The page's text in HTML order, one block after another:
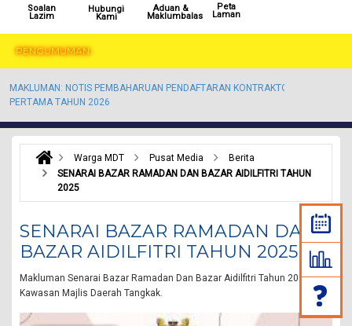
Soalan
Lazim
Hubungi
Kami
Aduan &
Maklumbalas
Peta
Laman
PENGUMUMAN
MAKLUMAN: NOTIS PEMBAHARUAN PENDAFTARAN KONTRAKTOR KALI
PERTAMA TAHUN 2026
Warga MDT Pusat Media
Berita
SENARAI BAZAR RAMADAN DAN BAZAR AIDILFITRI TAHUN
2025
SENARAI BAZAR RAMADAN DAN
BAZAR AIDILFITRI TAHUN 2025
Makluman Senarai Bazar Ramadan Dan Bazar Aidilfitri Tahun 2025 di
Kawasan Majlis Daerah Tangkak.